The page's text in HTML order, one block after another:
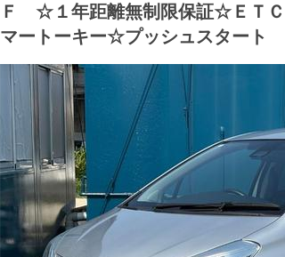
Ｆ ☆１年距離無制限保証☆ＥＴ
マートーキー☆プッシュスタート